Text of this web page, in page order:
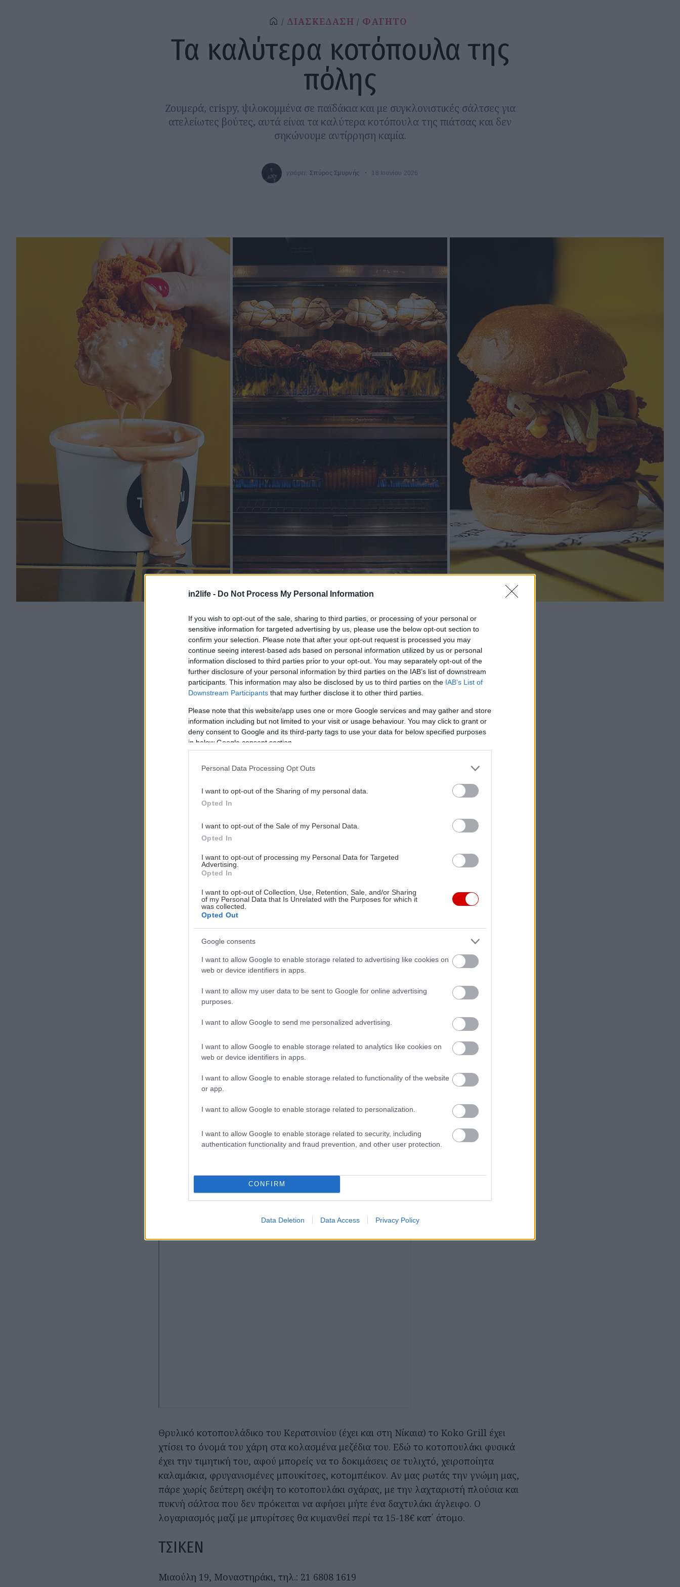
in2life - Do Not Process My Personal Information
If you wish to opt-out of the sale, sharing to third parties, or processing of your personal or
sensitive information for targeted advertising by us, please use the below opt-out section to
confirm your selection. Please note that after your opt-out request is processed you may
continue seeing interest-based ads based on personal information utilized by us or personal
information disclosed to third parties prior to your opt-out. You may separately opt-out of the
further disclosure of your personal information by third parties on the IAB’s list of downstream
participants. This information may also be disclosed by us to third parties on the IAB’s List of
Downstream Participants that may further disclose it to other third parties.
Please note that this website/app uses one or more Google services and may gather and store
information including but not limited to your visit or usage behaviour. You may click to grant or
deny consent to Google and its third-party tags to use your data for below specified purposes
in below Google consent section.
Personal Data Processing Opt Outs
I want to opt-out of the Sharing of my personal data.
Opted In
I want to opt-out of the Sale of my Personal Data.
Opted In
I want to opt-out of processing my Personal Data for Targeted
Advertising.
Opted In
I want to opt-out of Collection, Use, Retention, Sale, and/or Sharing
of my Personal Data that Is Unrelated with the Purposes for which it
was collected.
Opted Out
Google consents
I want to allow Google to enable storage related to advertising like cookies on
web or device identifiers in apps.
I want to allow my user data to be sent to Google for online advertising
purposes.
I want to allow Google to send me personalized advertising.
I want to allow Google to enable storage related to analytics like cookies on
web or device identifiers in apps.
I want to allow Google to enable storage related to functionality of the website
or app.
I want to allow Google to enable storage related to personalization.
I want to allow Google to enable storage related to security, including
authentication functionality and fraud prevention, and other user protection.
CONFIRM
Data Deletion Data Access Privacy Policy
ΔΙΑΣΚΕΔΑΣΗ ΦΑΓΗΤΟ
Τα καλύτερα κοτόπουλα της
πόλης
Ζουμερά, crispy, ψιλοκομμένα σε παϊδάκια και με συγκλονιστικές σάλτσες για
ατελείωτες βούτες, αυτά είναι τα καλύτερα κοτόπουλα της πιάτσας και δεν
σηκώνουμε αντίρρηση καμία.
γράφει: Σπύρος Σμυρνής 18 Ιουνίου 2026
Τ
ο κοτοπουλάκι πέρα από πρωτεϊνούχος μπαλαντέρ στο καθημερινό
μαγείρεμα είναι κι ένας εξαιρετικός λόγος να το ρίξεις έξω στο φαγητό
δοκιμάζοντας κάποιες από τις πλέον νόστιμες εκδοχές του.
Ευτυχώς η Αθήνα παραμένει ένα ασφαλές καταφύγιο για κοτοπουλάδες
προσφέροντας μπόλικες λαχταριστές εκδοχές του με έξτρα ζουμερά ή crispy
αποτελέσματα που λειτουργούν σαν βάλσαμο στη λιχούδικη καρδούλα μας. Για
αυτόν τον λόγο συγκεντρώσαμε σε μια λίστα τα καλύτερα κοτοπουλάδικα της
αθηναϊκής πιάτσας για να φας σαν να μην υπάρχει αύριο.
ΚokoGrill
Λεωφ. Δημοκρατίας 29, Κερατσίνι, τηλ.: 21 0463 6597
Θρυλικό κοτοπουλάδικο του Κερατσινίου (έχει και στη Νίκαια) το Koko Grill έχει
χτίσει το όνομά του χάρη στα κολασμένα μεζέδια του. Εδώ το κοτοπουλάκι φυσικά
έχει την τιμητική του, αφού μπορείς να το δοκιμάσεις σε τυλιχτό, χειροποίητα
καλαμάκια, φρυγανισμένες μπουκίτσες, κοτομπέικον. Αν μας ρωτάς την γνώμη μας,
πάρε χωρίς δεύτερη σκέψη το κοτοπουλάκι σχάρας, με την λαχταριστή πλούσια και
πυκνή σάλτσα που δεν πρόκειται να αφήσει μήτε ένα δαχτυλάκι άγλειφο. Ο
λογαριασμός μαζί με μπυρίτσες θα κυμανθεί περί τα 15-18€ κατ΄ άτομο.
ΤΣΙΚΕΝ
Μιαούλη 19, Μοναστηράκι, τηλ.: 21 6808 1619